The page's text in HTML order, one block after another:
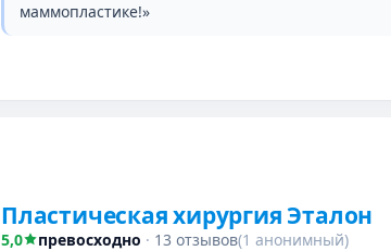
маммопластике!»
Пластическая хирургия Эталон
5,0 превосходно · 13 отзывов(1 анонимный)